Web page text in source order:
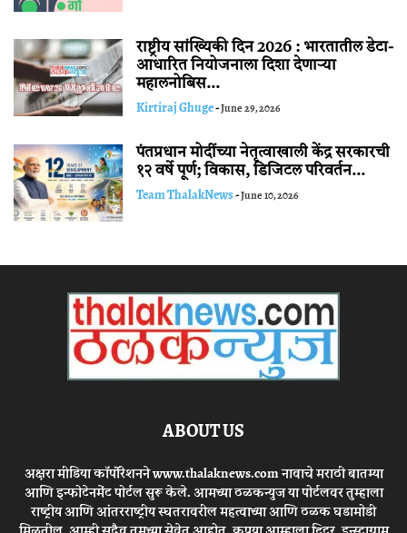
राष्ट्रीय सांख्यिकी दिन 2026 : भारतातील डेटा-
आधारित नियोजनाला दिशा देणाऱ्या
महालनोबिस...
Kirtiraj Ghuge-June 29, 2026
पंतप्रधान मोदींच्या नेतृत्वाखाली केंद्र सरकारची
१२ वर्षे पूर्ण; विकास, डिजिटल परिवर्तन...
Team ThalakNews-June 10, 2026
ABOUT US
अक्षरा मीडिया कॉर्पोरेशनने www.thalaknews.com नावाचे मराठी बातम्या
आणि इन्फोटेनमेंट पोर्टल सुरू केले. आमच्या ठळकन्युज या पोर्टलवर तुम्हाला
राष्ट्रीय आणि आंतरराष्ट्रीय स्घतरावरील महत्वाच्या आणि ठळक घडामोडी